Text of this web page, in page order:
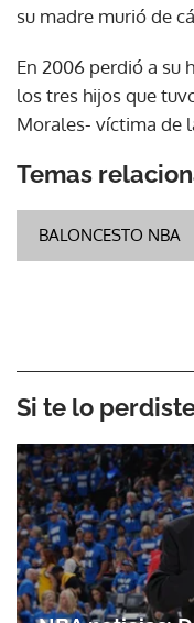
su madre murió de
En 2006 perdió a su
los tres hijos que
Morales- víctima de
Temas
BALONCESTO NBA
Si te lo